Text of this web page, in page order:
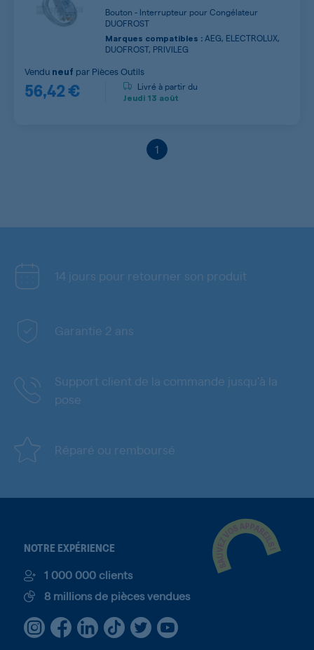
Bouton - Interrupteur pour Congélateur
DUOFROST
Marques compatibles : AEG, ELECTROLUX,
DUOFROST, PRIVILEG
56,42 €
Vendu neuf par Pièces Outils
Livré à partir du
Jeudi 13 août
1
14 jours pour retourner son produit
Garantie 2 ans
Support client de la commande jusqu'à la
pose
Réparé ou remboursé
NOTRE EXPÉRIENCE
1 000 000 clients
8 millions de pièces vendues